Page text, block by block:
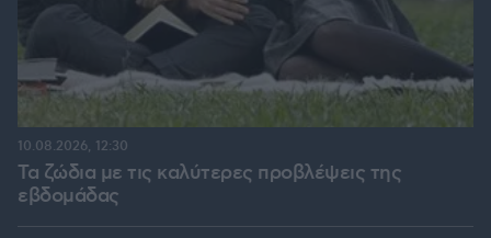
Τα ζώδια με τις καλύτερες προβλέψεις της
εβδομάδας
10.08.2026, 12:30